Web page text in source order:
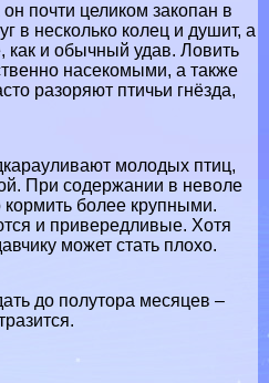
почти целиком закопан в
в несколько колец и душит, а
как и обычный удав. Ловить
насекомыми, а также
разоряют птичьи гнёзда,
молодых птиц,
При содержании в неволе
более крупными.
и привередливые. Хотя
может стать плохо.
до полутора месяцев –